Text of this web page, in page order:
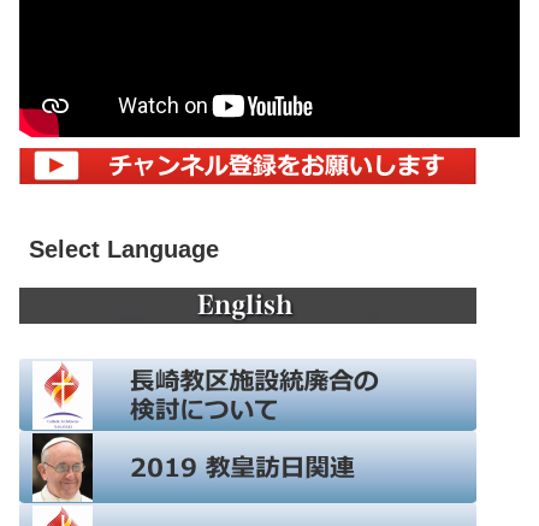
Select Language